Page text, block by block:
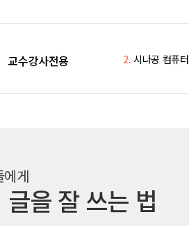
교수강사전용
2. 시나공 컴퓨터활용능
9.
영어회화 핵심패턴 233
에게
을 잘 쓰는 법